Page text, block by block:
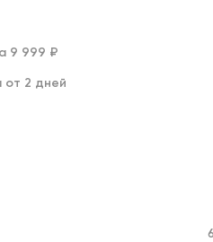
9 999 ₽
от 2 дней